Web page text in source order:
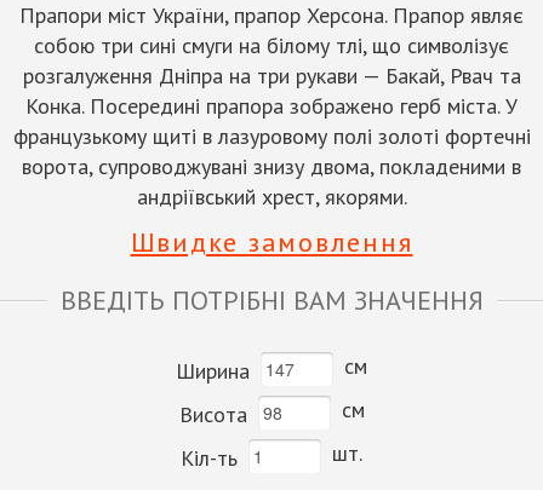
Прапори міст України, прапор Херсона. Прапор являє
собою три сині смуги на білому тлі, що символізує
розгалуження Дніпра на три рукави — Бакай, Рвач та
Конка. Посередині прапора зображено герб міста. У
французькому щиті в лазуровому полі золоті фортечні
ворота, супроводжувані знизу двома, покладеними в
андріївський хрест, якорями.
Швидке замовлення
ВВЕДІТЬ ПОТРІБНІ ВАМ ЗНАЧЕННЯ
Ширина
см
Висота
см
Кіл-ть
шт.